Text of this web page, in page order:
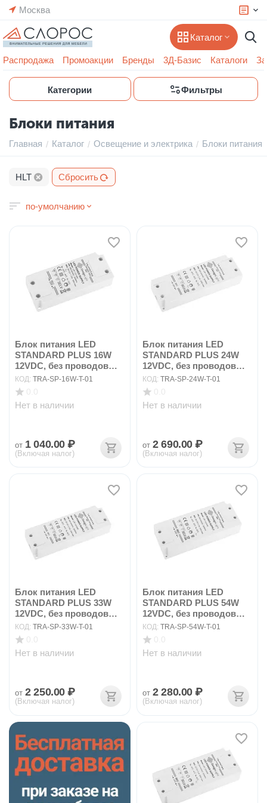
Москва
Каталог
Распродажа Промоакции Бренды 3Д-Базис Каталоги
Категории Фильтры
Блоки питания
Главная / Каталог / Освещение и электрика / Блоки питания
HLT Сбросить
по-умолчанию
Блок питания LED
STANDARD PLUS 16W
12VDC, без проводов
ар...
КОД: TRA-SP-16W-T-01
Нет в наличии
от 1 040.00 ₽
(Включая налог)
Блок питания LED
STANDARD PLUS 24W
12VDC, без проводов
ар...
КОД: TRA-SP-24W-T-01
Нет в наличии
от 2 690.00 ₽
(Включая налог)
Блок питания LED
STANDARD PLUS 33W
12VDC, без проводов
ар...
КОД: TRA-SP-33W-T-01
Нет в наличии
от 2 250.00 ₽
(Включая налог)
Блок питания LED
STANDARD PLUS 54W
12VDC, без проводов
ар...
КОД: TRA-SP-54W-T-01
Нет в наличии
от 2 280.00 ₽
(Включая налог)